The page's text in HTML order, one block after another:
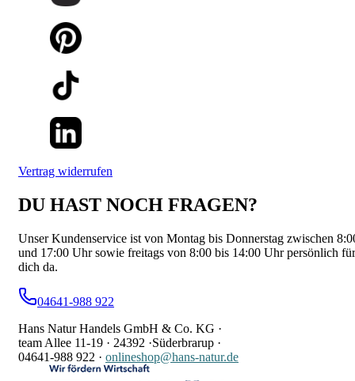
Vertrag widerrufen
DU HAST NOCH FRAGEN?
Unser Kundenservice ist von Montag bis Donnerstag zwischen
und 17:00 Uhr sowie freitags von 8:00 bis 14:00 Uhr persönlich für
dich da.
04641-988 922
Hans Natur Handels GmbH & Co. KG ·
team Allee 11-19 · 24392 ·Süderbrarup ·
04641-988 922 · onlineshop@hans-natur.de